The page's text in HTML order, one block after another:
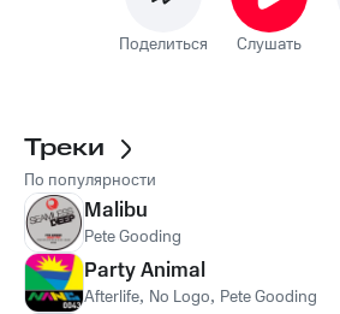
Поделиться Слушать
Треки
По популярности
Malibu
Pete Gooding
Party Animal
Afterlife, No Logo, Pete Gooding